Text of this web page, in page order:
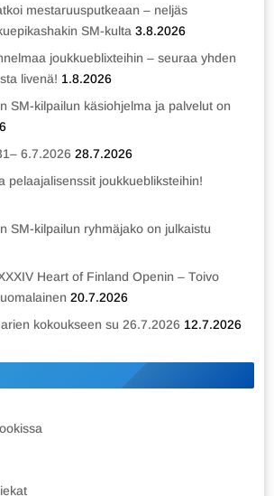
mestaruusputkeaan – neljäs
SM-kulta 3.8.2026
joukkueblixteihin – seuraa yhden
livenä! 1.8.2026
SM-kilpailun käsiohjelma ja palvelut on
6.7.2026 28.7.2026
pelaajalisenssit joukkuebliksteihin!
SM-kilpailun ryhmäjako on julkaistu
Heart of Finland Openin – Toivo
20.7.2026
kokoukseen su 26.7.2026 12.7.2026